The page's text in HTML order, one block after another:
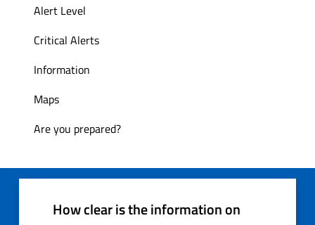
Alert Level
Critical Alerts
Information
Maps
Are you prepared?
How clear is the information on